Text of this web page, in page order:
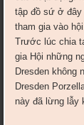
tập đồ sứ ở đây
tham gia vào
Trước lúc chia
gia Hội những
Dresden không
Dresden
này đã lừng lẫy